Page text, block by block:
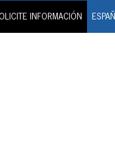
INFORMACIÓN
Wire